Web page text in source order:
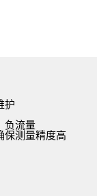
护
负流量
保测量精度高